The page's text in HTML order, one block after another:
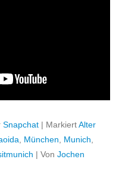
Snapchat | MarkiertAlter
München Munich
| Von Jochen